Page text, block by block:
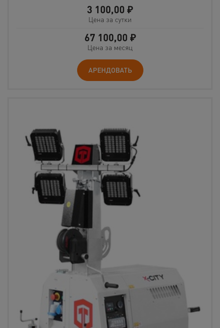
3 100,00 ₽
Цена за сутки
67 100,00 ₽
Цена за месяц
АРЕНДОВАТЬ